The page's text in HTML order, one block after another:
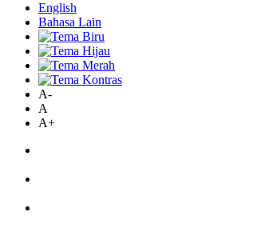
English
Bahasa Lain
A-
A
A+